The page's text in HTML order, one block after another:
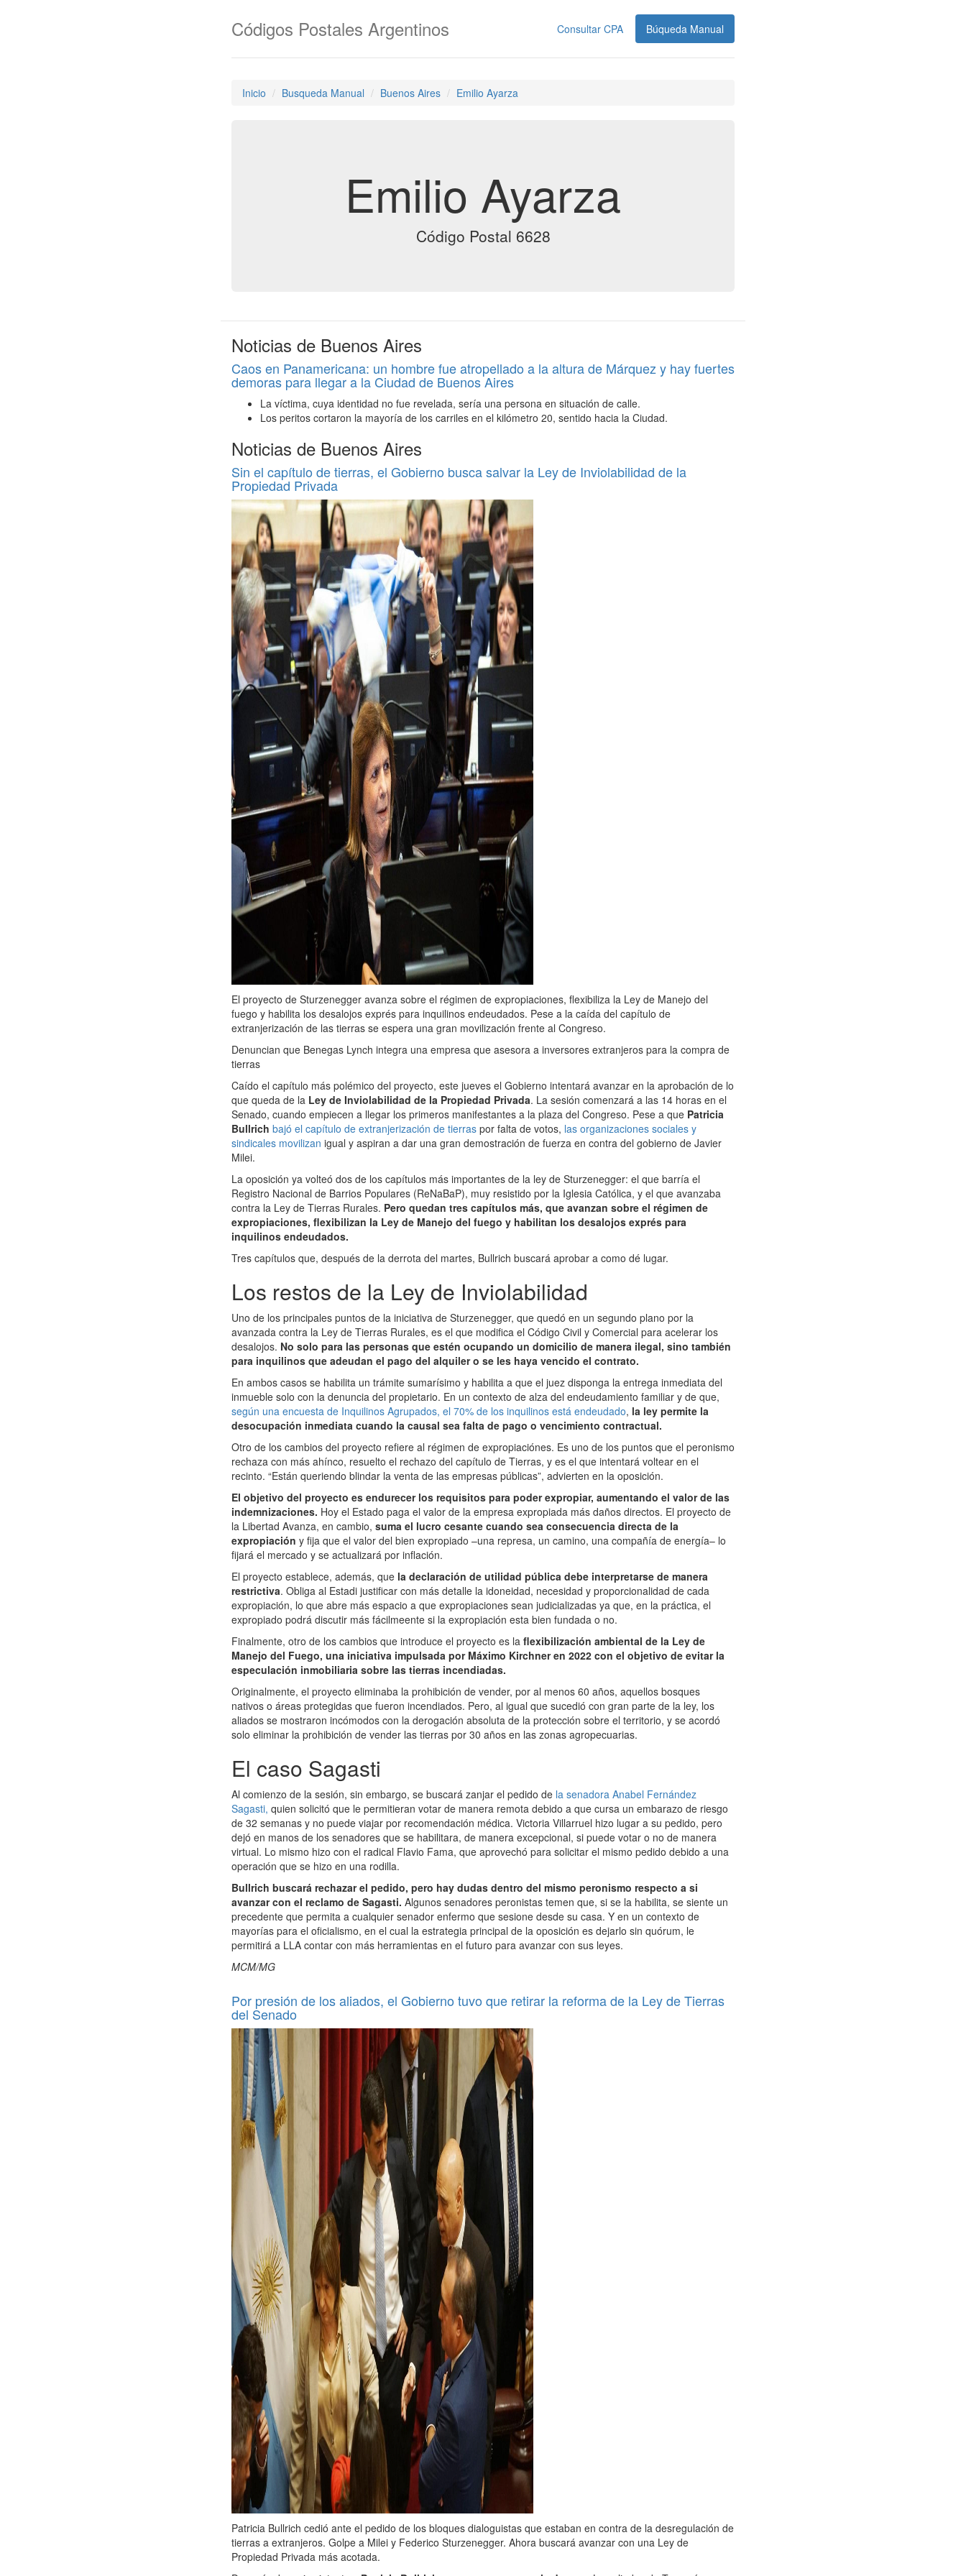
Consultar CPA Búqueda Manual
Códigos Postales Argentinos
Inicio Busqueda Manual Buenos Aires Emilio Ayarza
Emilio Ayarza
Código Postal 6628
Noticias de Buenos Aires
Caos en Panamericana: un hombre fue atropellado a la altura de Márquez y hay fuertes
demoras para llegar a la Ciudad de Buenos Aires
La víctima, cuya identidad no fue revelada, sería una persona en situación de calle.
Los peritos cortaron la mayoría de los carriles en el kilómetro 20, sentido hacia la Ciudad.
Noticias de Buenos Aires
Sin el capítulo de tierras, el Gobierno busca salvar la Ley de Inviolabilidad de la
Propiedad Privada
El proyecto de Sturzenegger avanza sobre el régimen de expropiaciones, flexibiliza la Ley de Manejo del
fuego y habilita los desalojos exprés para inquilinos endeudados. Pese a la caída del capítulo de
extranjerización de las tierras se espera una gran movilización frente al Congreso.
Denuncian que Benegas Lynch integra una empresa que asesora a inversores extranjeros para la compra de
tierras
Caído el capítulo más polémico del proyecto, este jueves el Gobierno intentará avanzar en la aprobación de lo
que queda de la Ley de Inviolabilidad de la Propiedad Privada. La sesión comenzará a las 14 horas en el
Senado, cuando empiecen a llegar los primeros manifestantes a la plaza del Congreso. Pese a que Patricia
Bullrich bajó el capítulo de extranjerización de tierras por falta de votos, las organizaciones sociales y
sindicales movilizan igual y aspiran a dar una gran demostración de fuerza en contra del gobierno de Javier
Milei.
La oposición ya volteó dos de los capítulos más importantes de la ley de Sturzenegger: el que barría el
Registro Nacional de Barrios Populares (ReNaBaP), muy resistido por la Iglesia Católica, y el que avanzaba
contra la Ley de Tierras Rurales. Pero quedan tres capítulos más, que avanzan sobre el régimen de
expropiaciones, flexibilizan la Ley de Manejo del fuego y habilitan los desalojos exprés para
inquilinos endeudados.
Tres capítulos que, después de la derrota del martes, Bullrich buscará aprobar a como dé lugar.
Los restos de la Ley de Inviolabilidad
Uno de los principales puntos de la iniciativa de Sturzenegger, que quedó en un segundo plano por la
avanzada contra la Ley de Tierras Rurales, es el que modifica el Código Civil y Comercial para acelerar los
desalojos. No solo para las personas que estén ocupando un domicilio de manera ilegal, sino también
para inquilinos que adeudan el pago del alquiler o se les haya vencido el contrato.
En ambos casos se habilita un trámite sumarísimo y habilita a que el juez disponga la entrega inmediata del
inmueble solo con la denuncia del propietario. En un contexto de alza del endeudamiento familiar y de que,
según una encuesta de Inquilinos Agrupados, el 70% de los inquilinos está endeudado, la ley permite la
desocupación inmediata cuando la causal sea falta de pago o vencimiento contractual.
Otro de los cambios del proyecto refiere al régimen de expropiaciónes. Es uno de los puntos que el peronismo
rechaza con más ahínco, resuelto el rechazo del capítulo de Tierras, y es el que intentará voltear en el
recinto. “Están queriendo blindar la venta de las empresas públicas”, advierten en la oposición.
El objetivo del proyecto es endurecer los requisitos para poder expropiar, aumentando el valor de las
indemnizaciones. Hoy el Estado paga el valor de la empresa expropiada más daños directos. El proyecto de
la Libertad Avanza, en cambio, suma el lucro cesante cuando sea consecuencia directa de la
expropiación y fija que el valor del bien expropiado –una represa, un camino, una compañía de energía– lo
fijará el mercado y se actualizará por inflación.
El proyecto establece, además, que la declaración de utilidad pública debe interpretarse de manera
restrictiva. Obliga al Estadi justificar con más detalle la idoneidad, necesidad y proporcionalidad de cada
expropiación, lo que abre más espacio a que expropiaciones sean judicializadas ya que, en la práctica, el
expropiado podrá discutir más fácilmeente si la expropiación esta bien fundada o no.
Finalmente, otro de los cambios que introduce el proyecto es la flexibilización ambiental de la Ley de
Manejo del Fuego, una iniciativa impulsada por Máximo Kirchner en 2022 con el objetivo de evitar la
especulación inmobiliaria sobre las tierras incendiadas.
Originalmente, el proyecto eliminaba la prohibición de vender, por al menos 60 años, aquellos bosques
nativos o áreas protegidas que fueron incendiados. Pero, al igual que sucedió con gran parte de la ley, los
aliados se mostraron incómodos con la derogación absoluta de la protección sobre el territorio, y se acordó
solo eliminar la prohibición de vender las tierras por 30 años en las zonas agropecuarias.
El caso Sagasti
Al comienzo de la sesión, sin embargo, se buscará zanjar el pedido de la senadora Anabel Fernández
Sagasti, quien solicitó que le permitieran votar de manera remota debido a que cursa un embarazo de riesgo
de 32 semanas y no puede viajar por recomendación médica. Victoria Villarruel hizo lugar a su pedido, pero
dejó en manos de los senadores que se habilitara, de manera excepcional, si puede votar o no de manera
virtual. Lo mismo hizo con el radical Flavio Fama, que aprovechó para solicitar el mismo pedido debido a una
operación que se hizo en una rodilla.
Bullrich buscará rechazar el pedido, pero hay dudas dentro del mismo peronismo respecto a si
avanzar con el reclamo de Sagasti. Algunos senadores peronistas temen que, si se la habilita, se siente un
precedente que permita a cualquier senador enfermo que sesione desde su casa. Y en un contexto de
mayorías para el oficialismo, en el cual la estrategia principal de la oposición es dejarlo sin quórum, le
permitirá a LLA contar con más herramientas en el futuro para avanzar con sus leyes.
MCM/MG
Por presión de los aliados, el Gobierno tuvo que retirar la reforma de la Ley de Tierras
del Senado
Patricia Bullrich cedió ante el pedido de los bloques dialoguistas que estaban en contra de la desregulación de
tierras a extranjeros. Golpe a Milei y Federico Sturzenegger. Ahora buscará avanzar con una Ley de
Propiedad Privada más acotada.